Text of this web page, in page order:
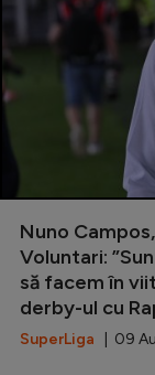
Nuno
Voluntari:
să facem în
derby-ul cu
SuperLiga | 09